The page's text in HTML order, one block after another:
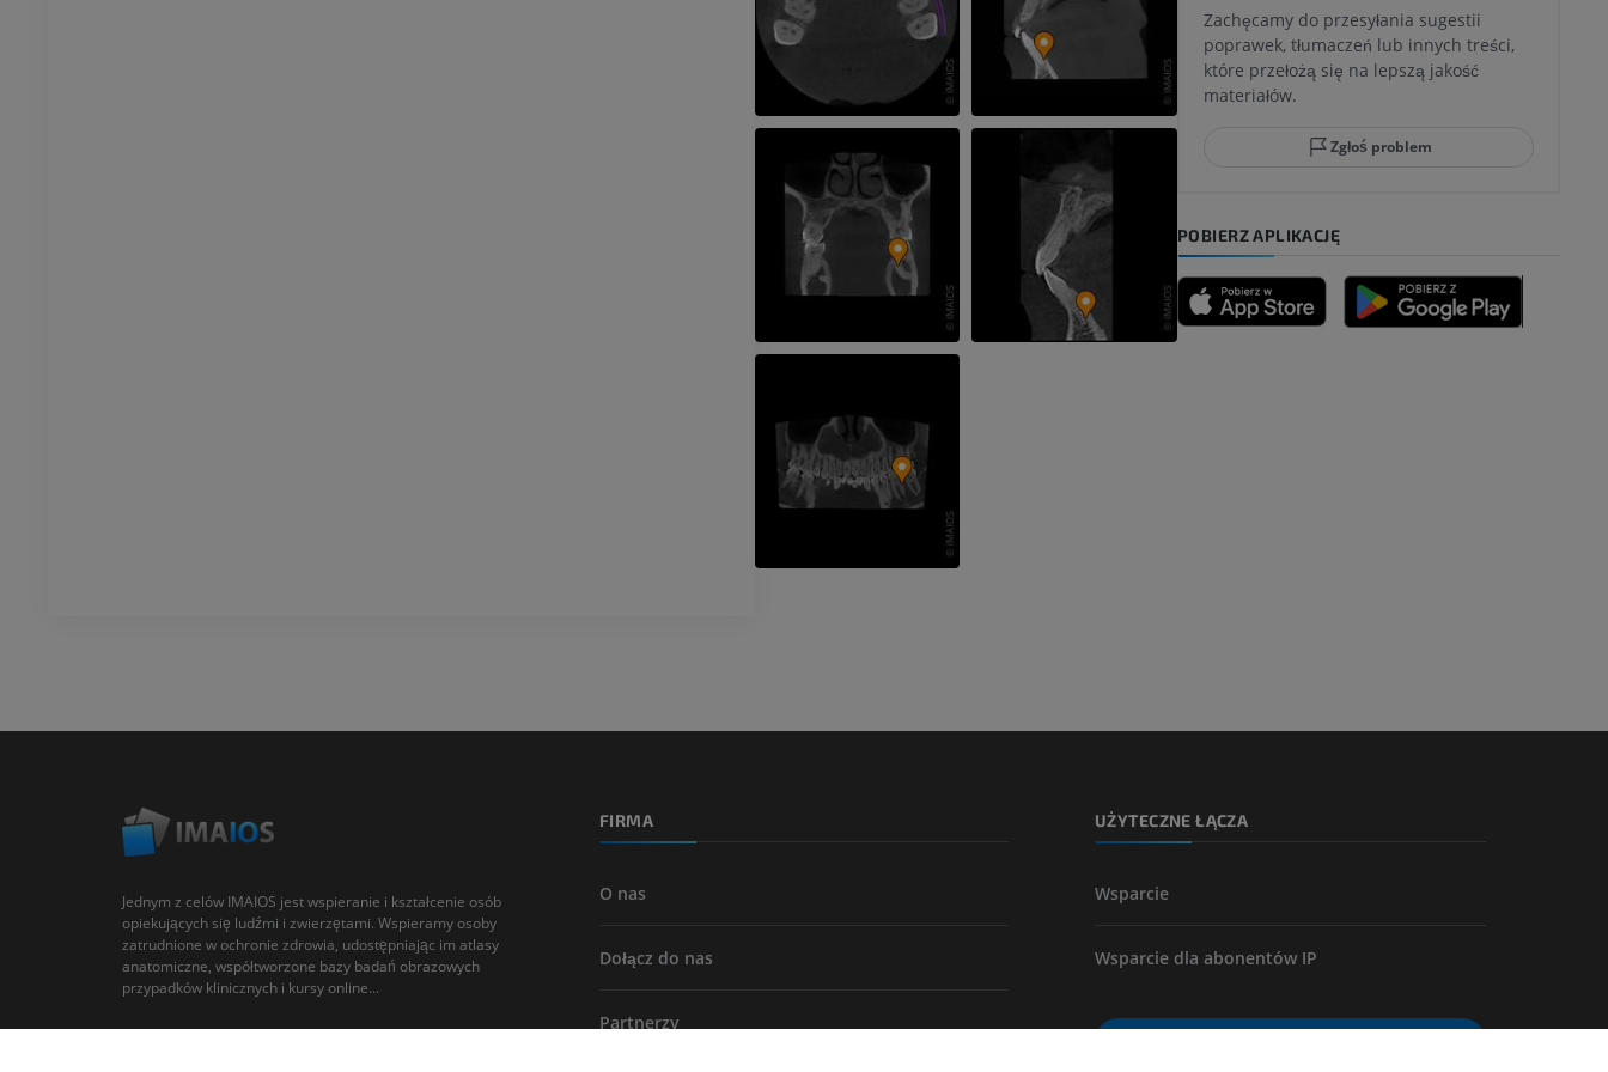
PREMIUM
RM kostki i kości stępu
PREMIUM
RM przodostopia
Obraz CTA kończyny dolnej
Angiografia
Zachęcamy do przesyłania sugestii
poprawek, tłumaczeń lub innych treści,
które przełożą się na lepszą jakość
materiałów.
Zgłoś problem
POBIERZ APLIKACJĘ
Jednym z celów IMAIOS jest wspieranie i kształcenie osób
opiekujących się ludźmi i zwierzętami. Wspieramy osoby
zatrudnione w ochronie zdrowia, udostępniając im atlasy
anatomiczne, współtworzone bazy badań obrazowych
przypadków klinicznych i kursy online...
FIRMA
O nas
Dołącz do nas
Partnerzy
UŻYTECZNE ŁĄCZA
Wsparcie
Wsparcie dla abonentów IP